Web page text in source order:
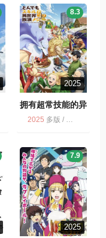
2025
拥有超常技能的异
世界流浪美食家
8.3
2025 多版 / 奇幻 / 动画 / 喜剧
2025
7.9